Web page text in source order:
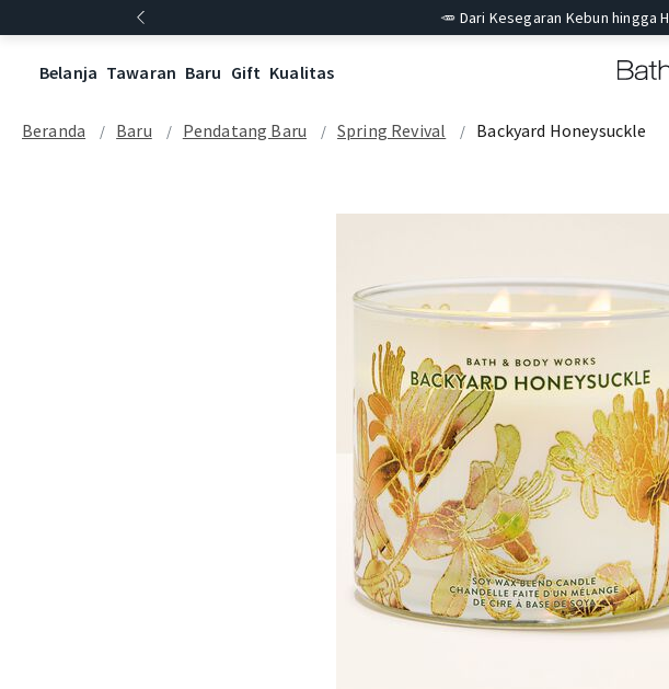
🥕 Dari Kesegaran Kebun hingga
Belanja Tawaran Baru Gift Kualitas
Beranda Baru Pendatang Baru Spring Revival Backyard Honeysuckle